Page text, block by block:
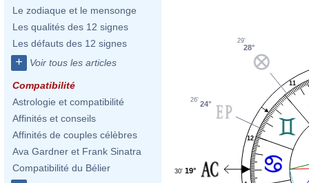
Le zodiaque et le mensonge
Les qualités des 12 signes
Les défauts des 12 signes
+ Voir tous les articles
Compatibilité
Astrologie et compatibilité
Affinités et conseils
Affinités de couples célèbres
Ava Gardner et Frank Sinatra
Compatibilité du Bélier
11
12
28°
29'
24°
26'
19°
30'